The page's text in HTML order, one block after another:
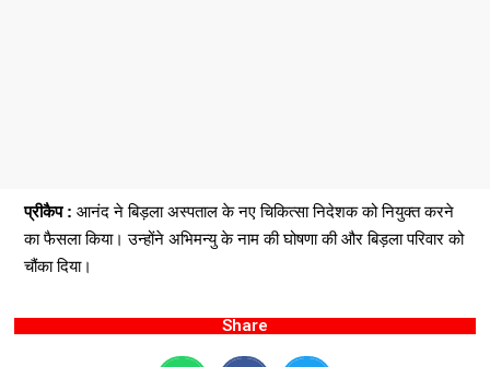
प्रीकैप : आनंद ने बिड़ला अस्पताल के नए चिकित्सा निदेशक को नियुक्त करने
का फैसला किया। उन्होंने अभिमन्यु के नाम की घोषणा की और बिड़ला परिवार को
चौंका दिया।
Share